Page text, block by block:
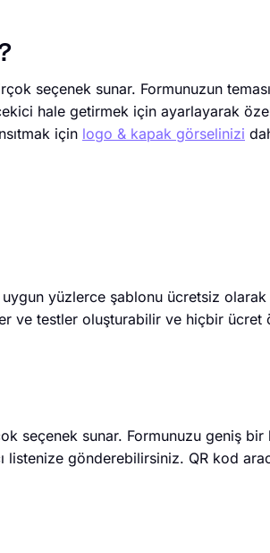
seçenek sunar. Formunuzun
hale getirmek için ayarlayarak
için logo & kapak görselinizi
yüzlerce şablonu ücretsiz olarak
ve testler oluşturabilir ve hiçbir ücret
seçenek sunar. Formunuzu geniş
gönderebilirsiniz. QR kod